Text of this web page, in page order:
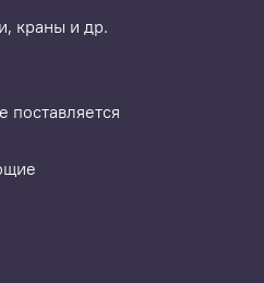
краны и др.
поставляется